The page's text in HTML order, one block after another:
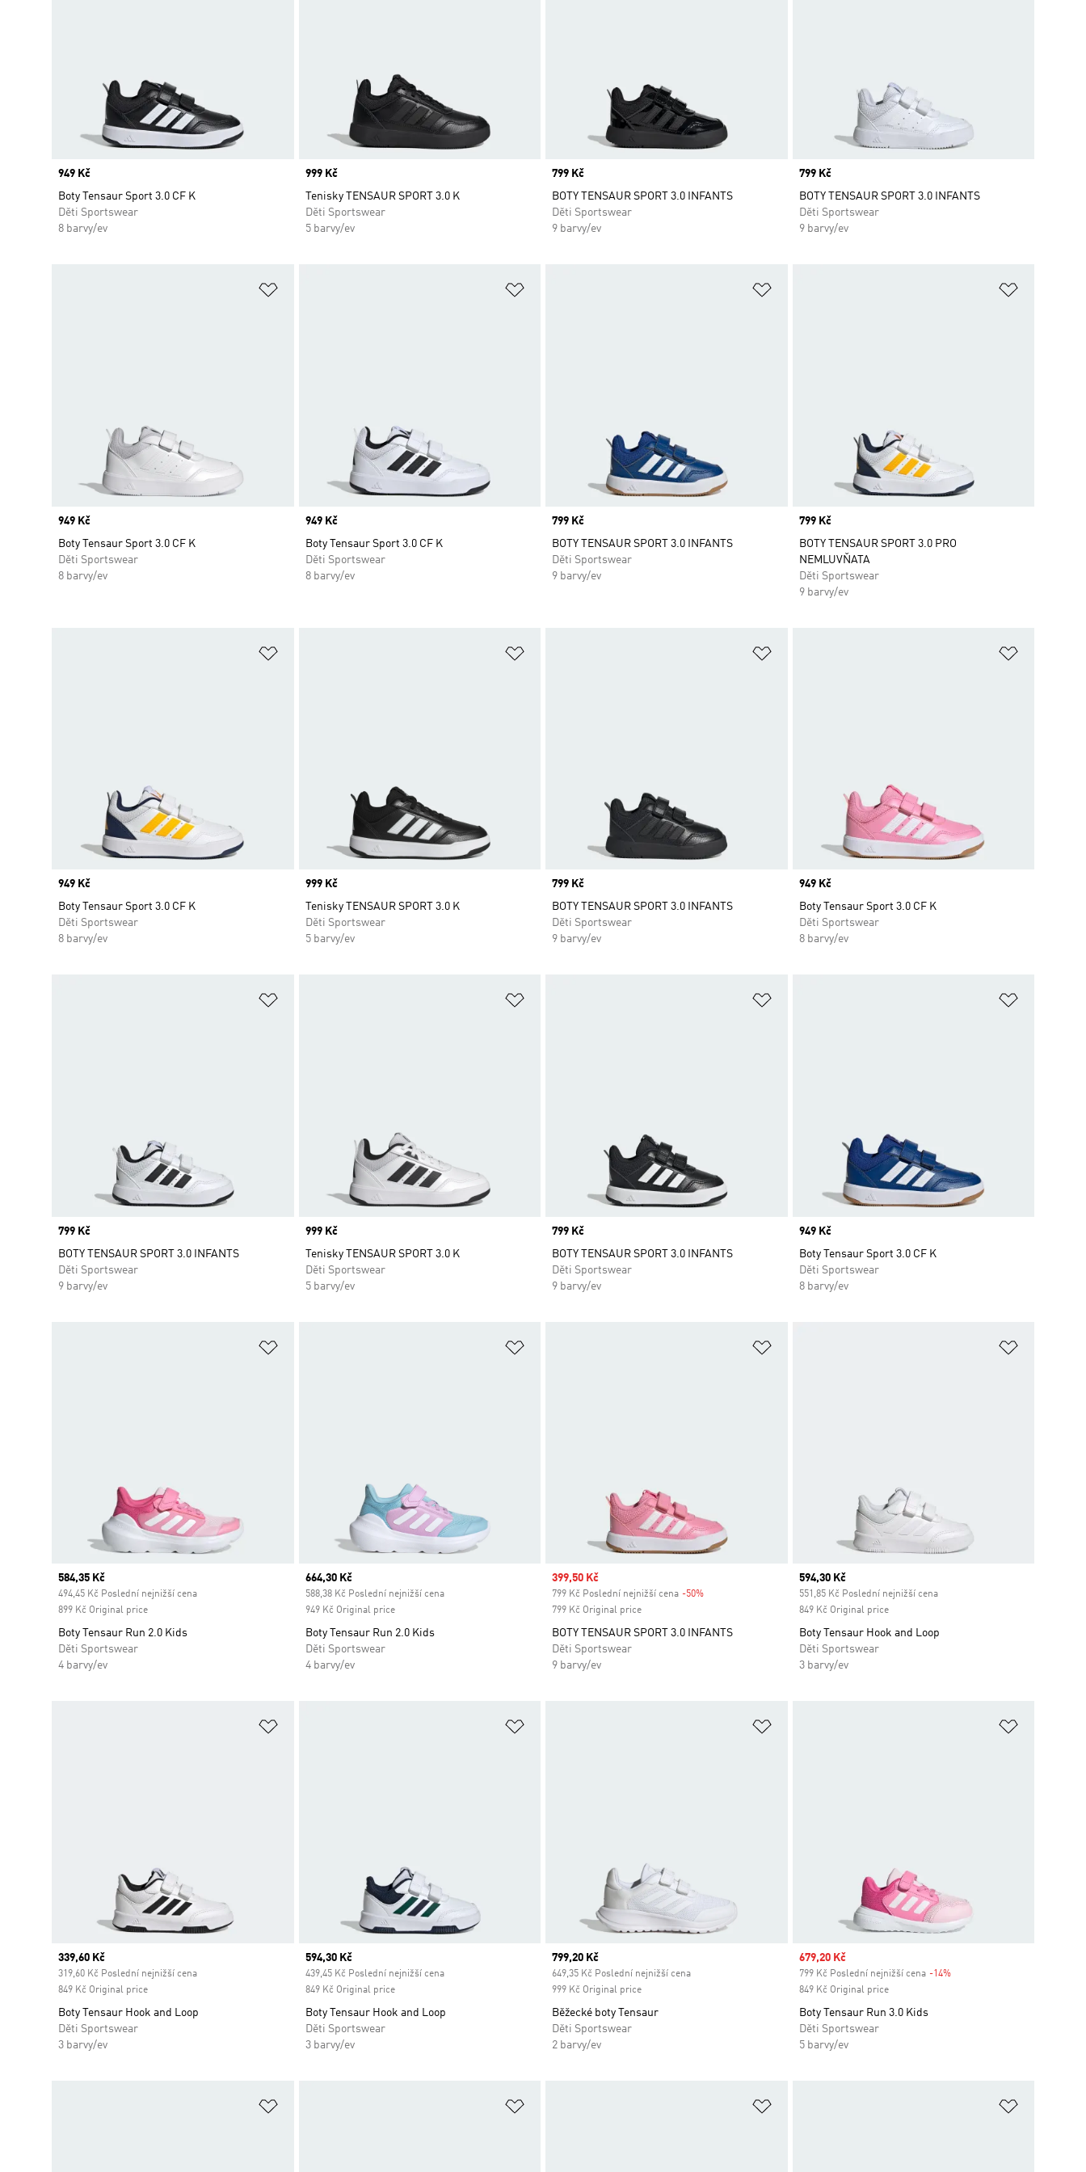
Price
949 Kč
Boty Tensaur Sport 3.0 CF K
Děti Sportswear
8 barvy/ev
Price
999 Kč
Tenisky TENSAUR SPORT 3.0 K
Děti Sportswear
5 barvy/ev
Price
799 Kč
BOTY TENSAUR SPORT 3.0 INFANTS
Děti Sportswear
9 barvy/ev
Price
799 Kč
BOTY TENSAUR SPORT 3.0 INFANTS
Děti Sportswear
9 barvy/ev
Price
949 Kč
Boty Tensaur Sport 3.0 CF K
Děti Sportswear
8 barvy/ev
Price
949 Kč
Boty Tensaur Sport 3.0 CF K
Děti Sportswear
8 barvy/ev
Price
799 Kč
BOTY TENSAUR SPORT 3.0 INFANTS
Děti Sportswear
9 barvy/ev
Price
799 Kč
BOTY TENSAUR SPORT 3.0 PRO
NEMLUVŇATA
Děti Sportswear
9 barvy/ev
Price
949 Kč
Boty Tensaur Sport 3.0 CF K
Děti Sportswear
8 barvy/ev
Price
999 Kč
Tenisky TENSAUR SPORT 3.0 K
Děti Sportswear
5 barvy/ev
Price
799 Kč
BOTY TENSAUR SPORT 3.0 INFANTS
Děti Sportswear
9 barvy/ev
Price
949 Kč
Boty Tensaur Sport 3.0 CF K
Děti Sportswear
8 barvy/ev
Price
799 Kč
BOTY TENSAUR SPORT 3.0 INFANTS
Děti Sportswear
9 barvy/ev
Price
999 Kč
Tenisky TENSAUR SPORT 3.0 K
Děti Sportswear
5 barvy/ev
Price
799 Kč
BOTY TENSAUR SPORT 3.0 INFANTS
Děti Sportswear
9 barvy/ev
Price
949 Kč
Boty Tensaur Sport 3.0 CF K
Děti Sportswear
8 barvy/ev
Current price
584,35 Kč
494,45 Kč Poslední nejnižší cena
899 Kč Original price
Boty Tensaur Run 2.0 Kids
Děti Sportswear
4 barvy/ev
Current price
664,30 Kč
588,38 Kč Poslední nejnižší cena
949 Kč Original price
Boty Tensaur Run 2.0 Kids
Děti Sportswear
4 barvy/ev
Sale price
399,50 Kč
799 Kč Poslední nejnižší cena -50%
799 Kč Original price
BOTY TENSAUR SPORT 3.0 INFANTS
Děti Sportswear
9 barvy/ev
Current price
594,30 Kč
551,85 Kč Poslední nejnižší cena
849 Kč Original price
Boty Tensaur Hook and Loop
Děti Sportswear
3 barvy/ev
Current price
339,60 Kč
319,60 Kč Poslední nejnižší cena
849 Kč Original price
Boty Tensaur Hook and Loop
Děti Sportswear
3 barvy/ev
Current price
594,30 Kč
439,45 Kč Poslední nejnižší cena
849 Kč Original price
Boty Tensaur Hook and Loop
Děti Sportswear
3 barvy/ev
Current price
799,20 Kč
649,35 Kč Poslední nejnižší cena
999 Kč Original price
Běžecké boty Tensaur
Děti Sportswear
2 barvy/ev
Sale price
679,20 Kč
799 Kč Poslední nejnižší cena -14%Discount
849 Kč Original price
Boty Tensaur Run 3.0 Kids
Děti Sportswear
5 barvy/ev